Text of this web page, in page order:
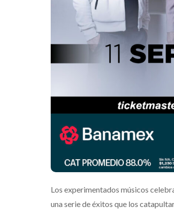
Los experimentados músicos
una serie de éxitos que los